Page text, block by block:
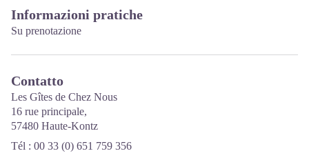
Informazioni pratiche
Su prenotazione
Contatto
Les Gîtes de Chez Nous
16 rue principale,
57480 Haute-Kontz
Tél : 00 33 (0) 651 759 356